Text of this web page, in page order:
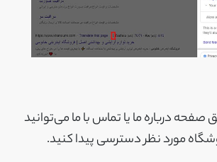
صفحه درباره ما یا تماس با ما می‌توانید
مورد نظر دسترسی پیدا کنید.